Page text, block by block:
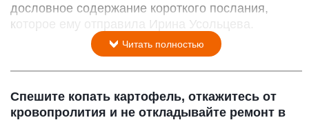
дословное содержание короткого послания,
которое ему отправила Ирина Усольцева.
Читать полностью
Спешите копать картофель, откажитесь от
кровопролития и не откладывайте ремонт в